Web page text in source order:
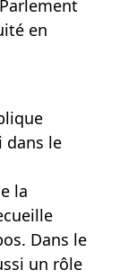
en
dans le
la
Dans le
un rôle